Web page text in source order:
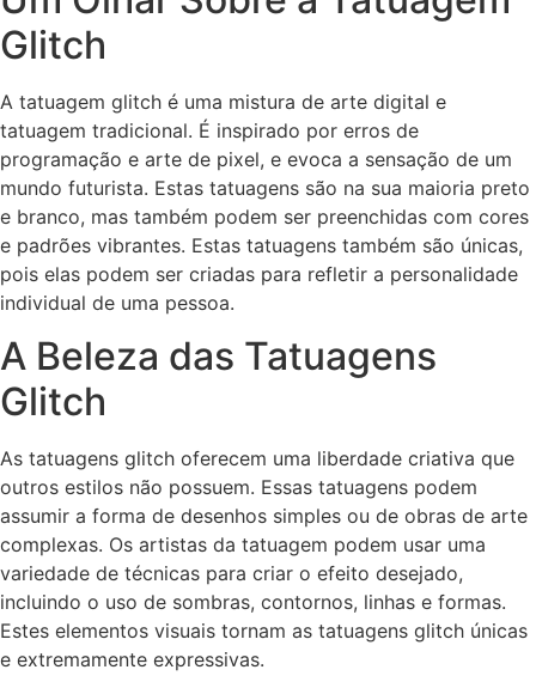
Glitch
A tatuagem glitch é uma mistura de arte digital e
tatuagem tradicional. É inspirado por erros de
programação e arte de pixel, e evoca a sensação de um
mundo futurista. Estas tatuagens são na sua maioria preto
e branco, mas também podem ser preenchidas com cores
e padrões vibrantes. Estas tatuagens também são únicas,
pois elas podem ser criadas para refletir a personalidade
individual de uma pessoa.
A Beleza das Tatuagens
Glitch
As tatuagens glitch oferecem uma liberdade criativa que
outros estilos não possuem. Essas tatuagens podem
assumir a forma de desenhos simples ou de obras de arte
complexas. Os artistas da tatuagem podem usar uma
variedade de técnicas para criar o efeito desejado,
incluindo o uso de sombras, contornos, linhas e formas.
Estes elementos visuais tornam as tatuagens glitch únicas
e extremamente expressivas.